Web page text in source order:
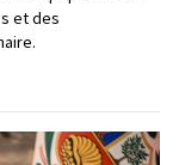
et des